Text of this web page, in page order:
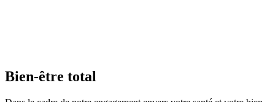
Bien-être total